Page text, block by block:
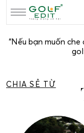
“Nếu bạn muốn
CHIA SẺ TỪ